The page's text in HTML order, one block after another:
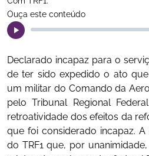
Ouça este conteúdo
Declarado incapaz para o
de ter sido expedido o ato
um militar do Comando da
pelo Tribunal Regional
retroatividade dos efeitos da
que foi considerado incapaz.
do TRF1 que, por